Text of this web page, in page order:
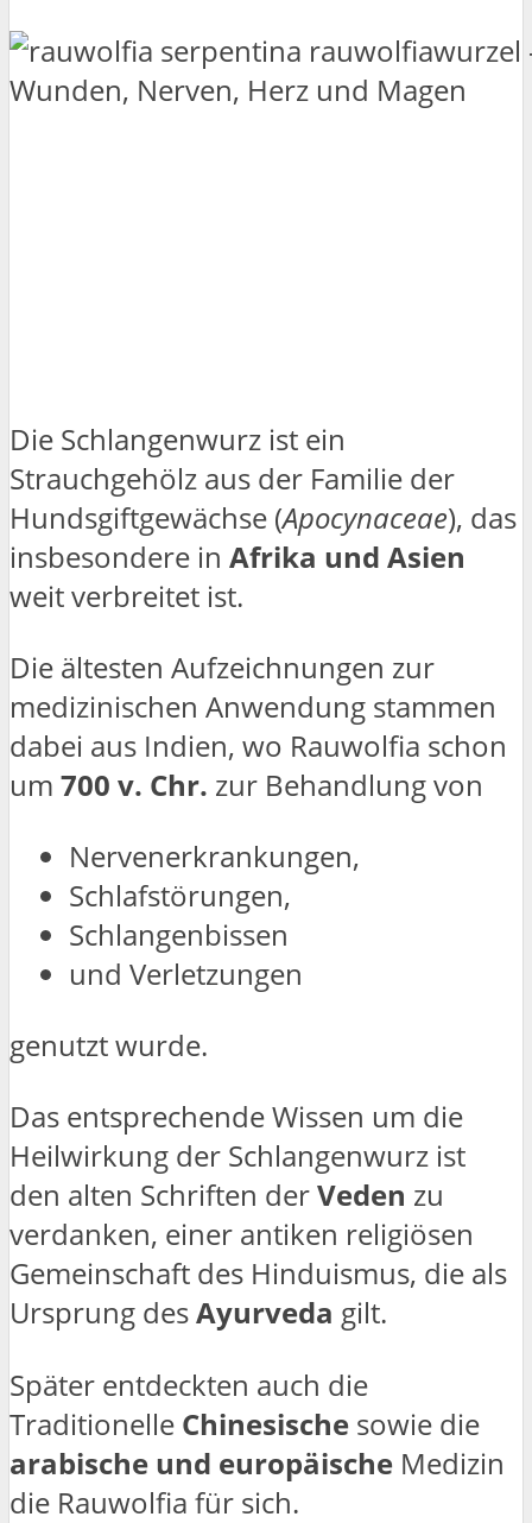
Die Schlangenwurz ist ein
Strauchgehölz aus der Familie der
Hundsgiftgewächse (Apocynaceae), das
insbesondere in Afrika und Asien
weit verbreitet ist.
Die ältesten Aufzeichnungen zur
medizinischen Anwendung stammen
dabei aus Indien, wo Rauwolfia schon
um 700 v. Chr. zur Behandlung von
Nervenerkrankungen,
Schlafstörungen,
Schlangenbissen
und Verletzungen
genutzt wurde.
Das entsprechende Wissen um die
Heilwirkung der Schlangenwurz ist
den alten Schriften derVeden zu
verdanken, einer antiken religiösen
Gemeinschaft des Hinduismus, die als
Ursprung desAyurveda gilt.
Später entdeckten auch die
Traditionelle Chinesische sowie die
arabische und europäische Medizin
die Rauwolfia für sich.